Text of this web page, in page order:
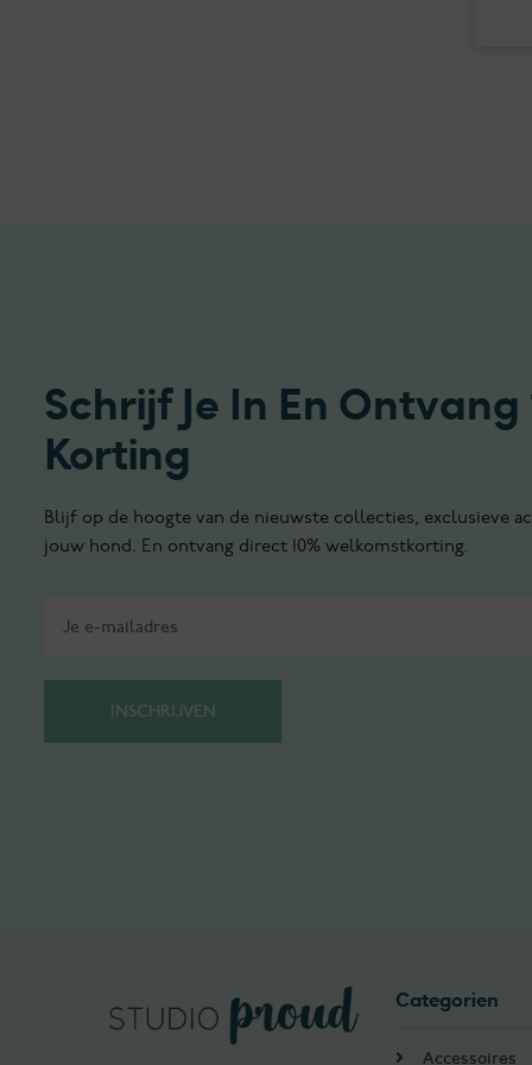
Schrijf Je In En Ontvang
Korting
Blijf op de hoogte van de nieuwste collecties, exclusieve
jouw hond. En ontvang direct 10% welkomstkorting.
Categorien
Accessoires